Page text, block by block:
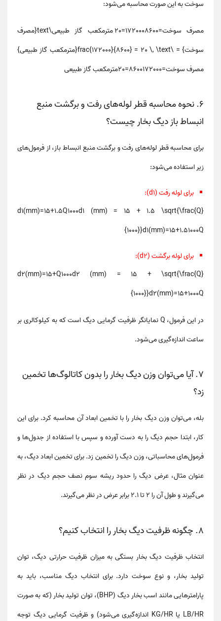
سوخت به این صورت محاسبه می‌شود:
مصرف سوخت=1720008600=20 مترمکعب گاز طبیعی\text{مصرف
سوخت} = \frac{172000}{8600} = 20 \, \text{مترمکعب گاز طبیعی}
مصرف سوخت=
8600172000
=
20مترمکعب گاز طبیعی
6. نحوه محاسبه قطر لوله‌های رفت و برگشت منبع
انبساط باز دیگ بخار چیست؟
برای محاسبهقطر لوله‌های رفت و برگشتمنبع انبساط باز، از فرمول‌های
زیر استفاده می‌شود:
برای لوله رفت (d1):
d1(mm)=15+1.5Q1000d1 (mm) = 15 + 1.5 \sqrt{\frac{Q}
{1000}}d1(mm)=15+1.51000Q
برای لوله برگشت (d2):
d2(mm)=15+Q1000d2 (mm) = 15 + \sqrt{\frac{Q}
{1000}}d2(mm)=15+1000Q
در این فرمول، Qنمایانگرظرفیت گرمایی دیگاست که به کیلوکالری بر
ساعت اندازه‌گیری می‌شود.
7. آیا می‌توان وزن دیگ بخار را بدون کاتالوگ‌ها تخمین
زد؟
بله، می‌توان وزن دیگ بخار را با تخمین ابعاد آن محاسبه کرد. برای این
کار، ابتدا حجم دیگ را به دست آورده و سپس با استفاده از جدول‌ها و
فرمول‌های محاسباتی، وزن دیگ را تخمین زد. برای تخمین ابعاد دیگ، به
عنوان مثال، عرض دیگ را حدود ریشه سوم نصف حجم دیگ در نظر
می‌گیرند و طول آن را 2 تا 2.1 برابر عرض در نظر می‌گیرند.
8. چگونه ظرفیت دیگ بخار را انتخاب کنیم؟
انتخابظرفیت دیگ بخار بستگی به میزان ظرفیت حرارتی دیگ، توان
تولید بخار، و نوع سوختدارد. برای انتخاب دیگ مناسب، باید به
پارامترهایی ماننداسب بخار دیگ (BHP) ، توان تولید بخار(که به صورت
LB/HR یا KG/HR اندازه‌گیری می‌شود) و
ظرفیت گرمایی دیگ توجه